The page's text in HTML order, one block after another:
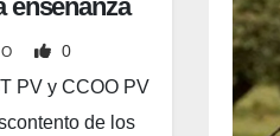
enseñanza
0
PV y CCOO PV
de los